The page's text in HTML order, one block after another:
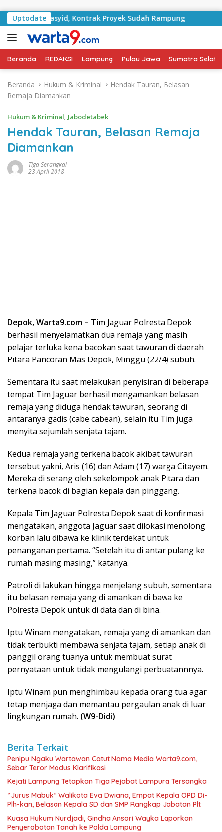
Uptodate
RA Basyid, Kontrak Proyek Sudah Rampung
Beranda REDAKSI Lampung Pulau Jawa Sumatra
Beranda Hukum & Kriminal
Hendak Tauran, Belasan
Remaja Diamankan
Hukum & Kriminal, Jabodetabek
Hendak Tauran, Belasan Remaja
Diamankan
Tiga Serangkai
23 April 2018
Depok, Warta9.com – Tim Jaguar Polresta Depok
berhasil menyelamatkan dua remaja yang masih
pelajar terluka kena bacokan saat tawuran di daerah
Pitara Pancoran Mas Depok, Minggu (22/4) subuh.
Sementara itu saat melakukan penyisiran di beberapa
tempat Tim Jaguar berhasil mengamankan belasan
remaja yang diduga hendak tawuran, seorang di
antaranya gadis (cabe cabean), selain itu Tim juga
menyita sejumlah senjata tajam.
Kedua remaja yang terkena bacok akibat tawuran
tersebut yakni, Aris (16) dan Adam (17) warga Citayem.
Mereka di serang oleh sekelompok anak Pitara dan
terkena bacok di bagian kepala dan pinggang.
Kepala Tim Jaguar Polresta Depok saat di konfirmasi
mengatakan, anggota Jaguar saat dilokasi menolong
korban lalu dibawa ke klinik terdekat untuk
penanganan pertama. “Setelah itu di antar pulang ke
rumah masing masing,” katanya.
Patroli di lakukan hingga menjelang subuh, sementara
itu belasan remaja yang di amankan di bawa ke
Polresta Depok untuk di data dan di bina.
Iptu Winam mengatakan, remaja yang di amankan dan
tidak terbukti membawa senjata tajam, setiap anak di
panggil orang tuanya untuk membuat surat
pernyataan untuk tidak mengulangi perbuatannnya.
Iptu Winam pun menghimbau kepada orang tua agar
tetap menjaga dan memantau pergaulan anak di luar
lingkungan rumah. (W9-Didi)
Berita Terkait
Penipu Ngaku Wartawan Catut Nama Media Warta9.com,
Sebar Teror Modus Klarifikasi
Kejati Lampung Tetapkan Tiga Pejabat Lampura Tersangka
“Jurus Mabuk” Walikota Eva Dwiana, Empat Kepala OPD Di-
Plh-kan, Belasan Kepala SD dan SMP Rangkap Jabatan Plt
Kuasa Hukum Nurdjadi, Gindha Ansori Wayka Laporkan
Penyerobotan Tanah ke Polda Lampung